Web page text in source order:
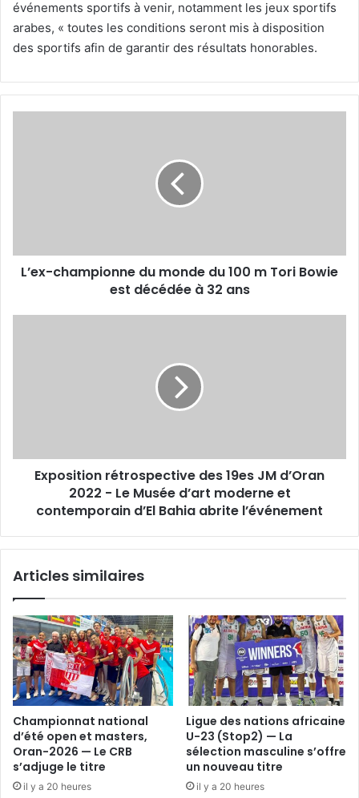
événements sportifs à venir, notamment les jeux sportifs
arabes, « toutes les conditions seront mis à disposition
des sportifs afin de garantir des résultats honorables.
Bowie
estL’ex-championne du monde du 100 m Tori Bowie
est décédée à 32 ans
Le
Musée
moderne
contemporain
Bahia
Exposition rétrospective des 19es JM d’Oran
2022 - Le Musée d’art moderne et
contemporain d’El Bahia abrite l’événement
Articles similaires
Championnat national
d’été open et masters,
Oran-2026 — Le CRB
s’adjuge le titre
il y a 20 heures
Ligue des nations africaine
U-23 (Stop2) — La
sélection masculine s’offre
un nouveau titre
il y a 20 heures